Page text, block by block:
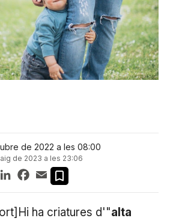
de 2022 a les 08:00
de 2023 a les 23:06
TelegramLinkedInFacebook
Email
ha criatures d'"alta